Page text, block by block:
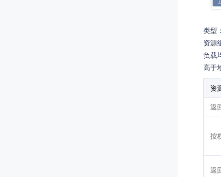
类型
资源
负载
高于
资
返
按
返